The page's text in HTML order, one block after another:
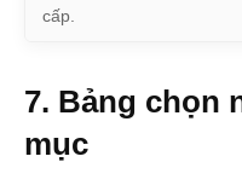
cấp.
7. Bảng chọn
mục